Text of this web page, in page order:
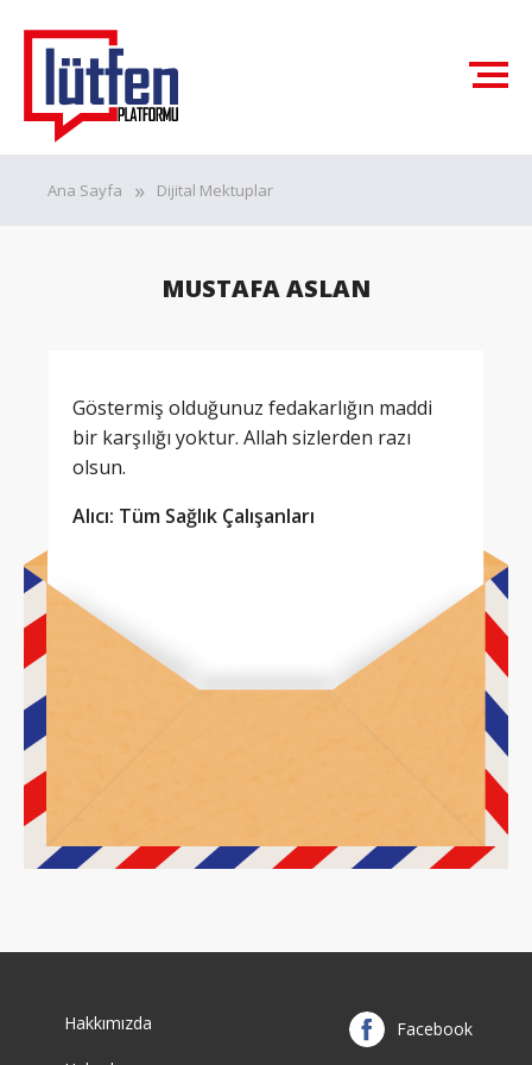
Ana Sayfa Dijital Mektuplar
MUSTAFA ASLAN
Göstermiş olduğunuz fedakarlığın maddi
bir karşılığı yoktur. Allah sizlerden razı
olsun.
Alıcı: Tüm Sağlık Çalışanları
Hakkımızda Facebook